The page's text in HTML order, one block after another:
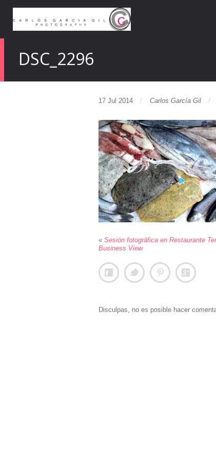
DSC_2296
17 Jul 2014 Carlos García Gil
« Sesión fotográfica en Restaurante
Business View
Disculpas, no es posible hacer